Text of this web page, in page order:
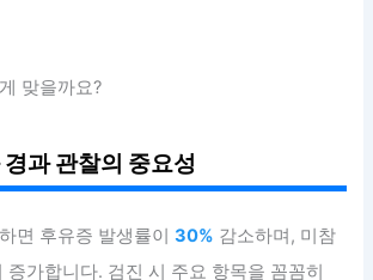
맞을까요?
과 관찰의 중요성
면 후유증 발생률이30% 감소하며, 미참
증가합니다. 검진 시 주요 항목을 꼼꼼히